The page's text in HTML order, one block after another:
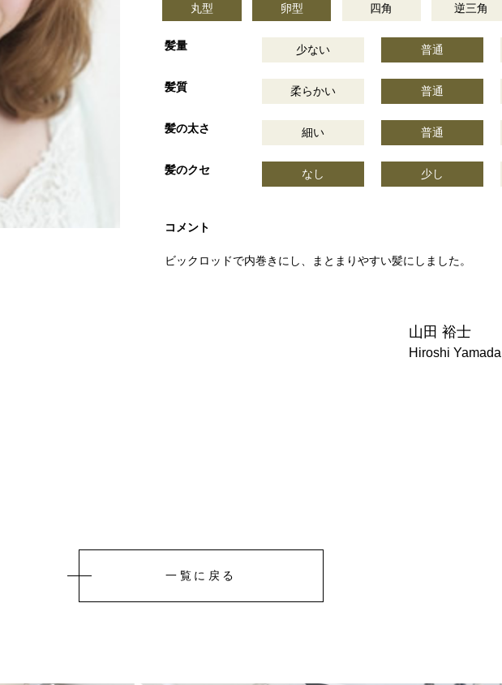
丸型 卵型 四角 逆三角
髪量 少ない 普通
髪質 柔らかい 普通
髪の太さ 細い 普通
髪のクセ なし 少し
コメント
ビックロッドで内巻きにし、まとまりやすい髪にしました。
山田 裕士
Hiroshi Yamada
一覧に戻る